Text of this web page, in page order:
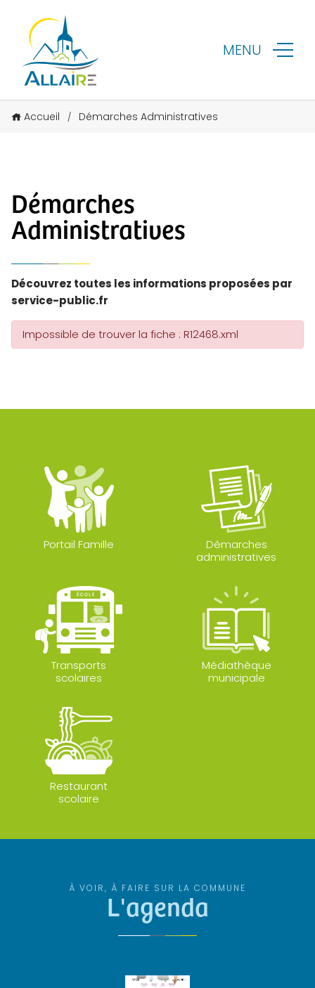
MENU
Accueil / Démarches Administratives
Démarches
Administratives
Découvrez toutes les informations proposées par
service-public.fr
Impossible de trouver la fiche : R12468.xml
Portail Famille
Démarches
administratives
Transports
scolaires
Médiathèque
municipale
Restaurant
scolaire
À VOIR, À FAIRE SUR LA COMMUNE
L'agenda